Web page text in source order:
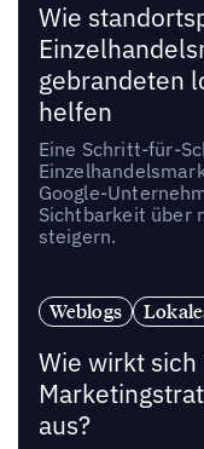
Wie
gebrandeten
helfen
Eine Schritt-für-
Google-
Sichtbarkeit über
steigern.
Weblogs
Wie wirkt sich
aus?